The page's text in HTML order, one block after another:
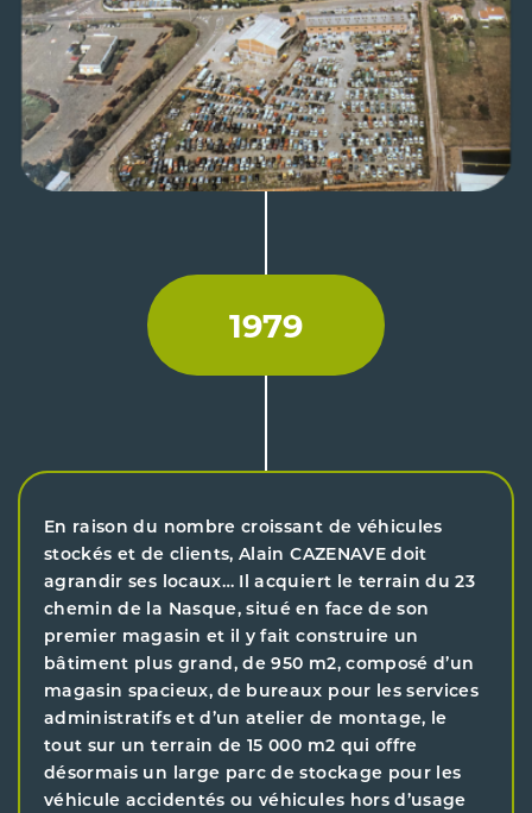
1979
En raison du nombre croissant de véhicules
stockés et de clients, Alain CAZENAVE doit
agrandir ses locaux… Il acquiert le terrain du 23
chemin de la Nasque, situé en face de son
premier magasin et il y fait construire un
bâtiment plus grand, de 950 m2, composé d’un
magasin spacieux, de bureaux pour les services
administratifs et d’un atelier de montage, le
tout sur un terrain de 15 000 m2 qui offre
désormais un large parc de stockage pour les
véhicule accidentés ou véhicules hors d’usage